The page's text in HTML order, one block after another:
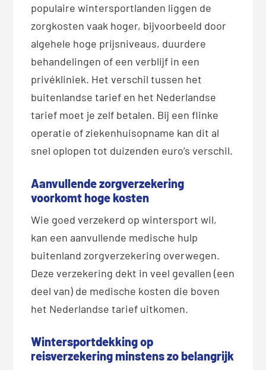
populaire wintersportlanden liggen de
zorgkosten vaak hoger, bijvoorbeeld door
algehele hoge prijsniveaus, duurdere
behandelingen of een verblijf in een
privékliniek. Het verschil tussen het
buitenlandse tarief en het Nederlandse
tarief moet je zelf betalen. Bij een flinke
operatie of ziekenhuisopname kan dit al
snel oplopen tot duizenden euro’s verschil.
Aanvullende zorgverzekering
voorkomt hoge kosten
Wie goed verzekerd op wintersport wil,
kan een aanvullende medische hulp
buitenland zorgverzekering overwegen.
Deze verzekering dekt in veel gevallen (een
deel van) de medische kosten die boven
het Nederlandse tarief uitkomen.
Wintersportdekking op
reisverzekering minstens zo belangrijk